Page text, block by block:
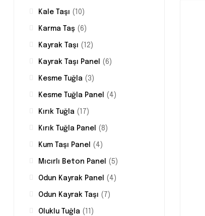
Kale Taşı (10)
Karma Taş (6)
Kayrak Taşı (12)
Kayrak Taşı Panel (6)
Kesme Tuğla (3)
Kesme Tuğla Panel (4)
Kırık Tuğla (17)
Kırık Tuğla Panel (8)
Kum Taşı Panel (4)
Mıcırlı Beton Panel (5)
Odun Kayrak Panel (4)
Odun Kayrak Taşı (7)
Oluklu Tuğla (11)